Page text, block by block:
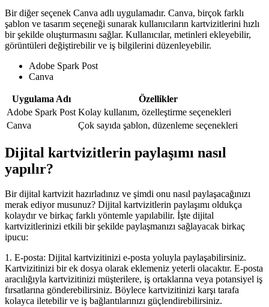
Bir diğer seçenek Canva adlı uygulamadır. Canva, birçok farklı
şablon ve tasarım seçeneği sunarak kullanıcıların kartvizitlerini hızlı
bir şekilde oluşturmasını sağlar. Kullanıcılar, metinleri ekleyebilir,
görüntüleri değiştirebilir ve iş bilgilerini düzenleyebilir.
Adobe Spark Post
Canva
Uygulama Adı
Özellikler
Adobe Spark Post Kolay kullanım, özelleştirme seçenekleri
Canva
Çok sayıda şablon, düzenleme seçenekleri
Dijital kartvizitlerin paylaşımı nasıl
yapılır?
Bir dijital kartvizit hazırladınız ve şimdi onu nasıl paylaşacağınızı
merak ediyor musunuz? Dijital kartvizitlerin paylaşımı oldukça
kolaydır ve birkaç farklı yöntemle yapılabilir. İşte dijital
kartvizitlerinizi etkili bir şekilde paylaşmanızı sağlayacak birkaç
ipucu:
1. E-posta: Dijital kartvizitinizi e-posta yoluyla paylaşabilirsiniz.
Kartvizitinizi bir ek dosya olarak eklemeniz yeterli olacaktır. E-posta
aracılığıyla kartvizitinizi müşterilere, iş ortaklarına veya potansiyel iş
fırsatlarına gönderebilirsiniz. Böylece kartvizitinizi karşı tarafa
kolayca iletebilir ve iş bağlantılarınızı güçlendirebilirsiniz.